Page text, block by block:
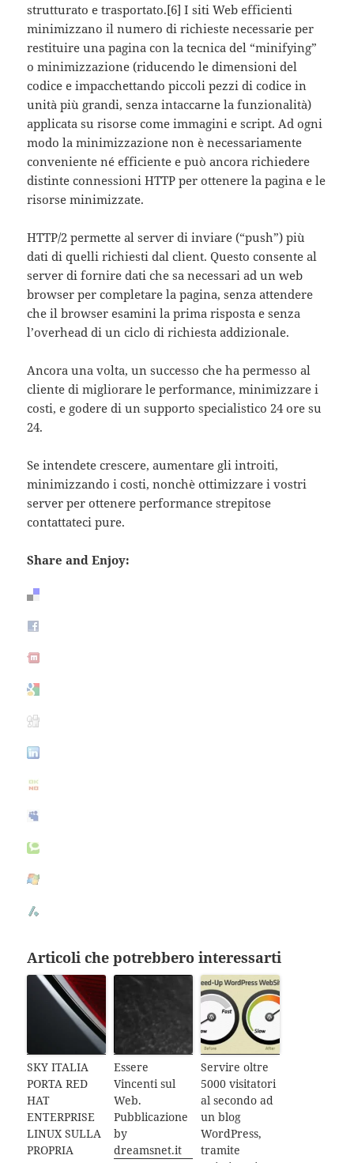
strutturato e trasportato.[6] I siti Web efficienti
minimizzano il numero di richieste necessarie per
restituire una pagina con la tecnica del “minifying”
o minimizzazione (riducendo le dimensioni del
codice e impacchettando piccoli pezzi di codice in
unità più grandi, senza intaccarne la funzionalità)
applicata su risorse come immagini e script. Ad ogni
modo la minimizzazione non è necessariamente
conveniente né efficiente e può ancora richiedere
distinte connessioni HTTP per ottenere la pagina e le
risorse minimizzate.
HTTP/2 permette al server di inviare (“push”) più
dati di quelli richiesti dal client. Questo consente al
server di fornire dati che sa necessari ad un web
browser per completare la pagina, senza attendere
che il browser esamini la prima risposta e senza
l’overhead di un ciclo di richiesta addizionale.
Ancora una volta, un successo che ha permesso al
cliente di migliorare le performance, minimizzare i
costi, e godere di un supporto specialistico 24 ore su
24.
Se intendete crescere, aumentare gli introiti,
minimizzando i costi, nonchè ottimizzare i vostri
server per ottenere performance strepitose
contattateci pure.
Share and Enjoy:
Articoli che potrebbero interessarti
SKY ITALIA
PORTA RED
HAT
ENTERPRISE
LINUX SULLA
PROPRIA
Essere
Vincenti sul
Web.
Pubblicazione
by
dreamsnet.it
Servire oltre
5000 visitatori
al secondo ad
un blog
WordPress,
tramite